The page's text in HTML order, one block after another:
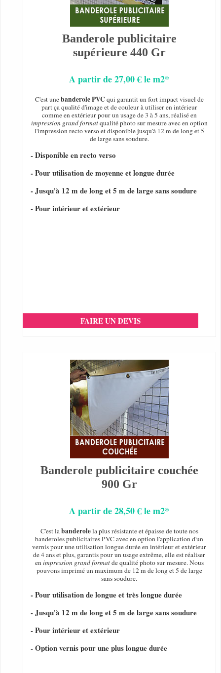
Banderole publicitaire
supérieure 440 Gr
A partir de 27,00 € le m2*
C'est unebanderole PVC qui garantit un fort impact visuel de
part ça qualité d'image et de couleur à utiliser en intérieur
comme en extérieur pour un usage de 3 à 5 ans, réalisé en
impression grand formatqualité photo sur mesure avec en option
l'impression recto verso et disponible jusqu'à 12 m de long et 5
de large sans soudure.
- Disponible en recto verso
- Pour utilisation de moyenne et longue durée
- Jusqu'à 12 m de long et 5 m de large sans soudure
- Pour intérieur et extérieur
FAIRE UN DEVIS
Banderole publicitaire couchée
900 Gr
A partir de 28,50 € le m2*
C'est labanderolela plus résistante et épaisse de toute nos
banderoles publicitaires PVC avec en option l'application d'un
vernis pour une utilisation longue durée en intérieur et extérieur
de 4 ans et plus, garantis pour un usage extrême, elle est réaliser
enimpression grand formatde qualité photo sur mesure. Nous
pouvons imprimé un maximum de 12 m de long et 5 de large
sans soudure.
- Pour utilisation de longue et très longue durée
- Jusqu'à 12 m de long et 5 m de large sans soudure
- Pour intérieur et extérieur
- Option vernis pour une plus longue durée